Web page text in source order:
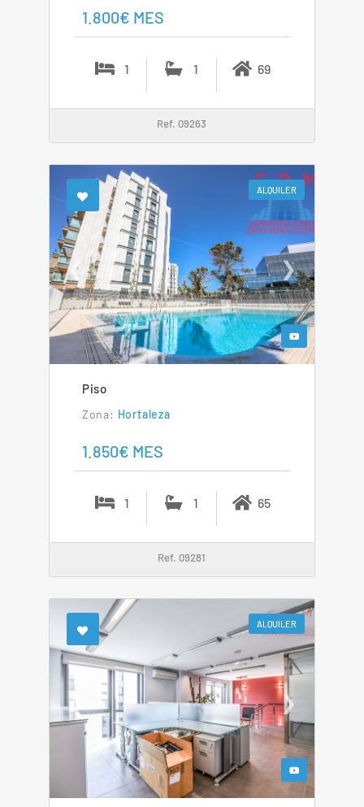
1.800€ MES
1 1 69
Ref. 09263
ALQUILER
❮ ❯
Piso
Hortaleza
1.850€ MES
1 1 65
Ref. 09281
ALQUILER
❮ ❯